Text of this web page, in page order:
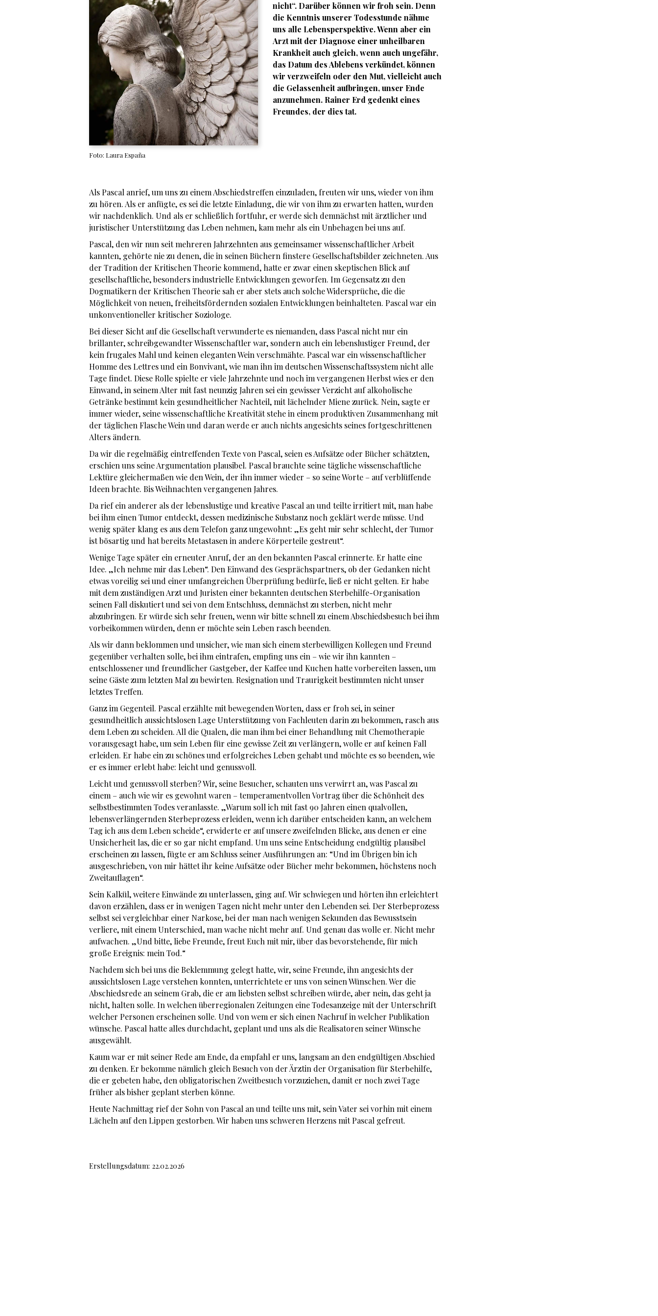
Foto: Laura España
nicht“. Darüber können wir froh sein. Denn
die Kenntnis unserer Todesstunde nähme
uns alle Lebensperspektive. Wenn aber ein
Arzt mit der Diagnose einer unheilbaren
Krankheit auch gleich, wenn auch ungefähr,
das Datum des Ablebens verkündet, können
wir verzweifeln oder den Mut, vielleicht auch
die Gelassenheit aufbringen, unser Ende
anzunehmen. Rainer Erd gedenkt eines
Freundes, der dies tat.
Als Pascal anrief, um uns zu einem Abschiedstreffen einzuladen, freuten wir uns, wieder von ihm
zu hören. Als er anfügte, es sei die letzte Einladung, die wir von ihm zu erwarten hatten, wurden
wir nachdenklich. Und als er schließlich fortfuhr, er werde sich demnächst mit ärztlicher und
juristischer Unterstützung das Leben nehmen, kam mehr als ein Unbehagen bei uns auf.
Pascal, den wir nun seit mehreren Jahrzehnten aus gemeinsamer wissenschaftlicher Arbeit
kannten, gehörte nie zu denen, die in seinen Büchern finstere Gesellschaftsbilder zeichneten. Aus
der Tradition der Kritischen Theorie kommend, hatte er zwar einen skeptischen Blick auf
gesellschaftliche, besonders industrielle Entwicklungen geworfen. Im Gegensatz zu den
Dogmatikern der Kritischen Theorie sah er aber stets auch solche Widersprüche, die die
Möglichkeit von neuen, freiheitsfördernden sozialen Entwicklungen beinhalteten. Pascal war ein
unkonventioneller kritischer Soziologe.
Bei dieser Sicht auf die Gesellschaft verwunderte es niemanden, dass Pascal nicht nur ein
brillanter, schreibgewandter Wissenschaftler war, sondern auch ein lebenslustiger Freund, der
kein frugales Mahl und keinen eleganten Wein verschmähte. Pascal war ein wissenschaftlicher
Homme des Lettres und ein Bonvivant, wie man ihn im deutschen Wissenschaftssystem nicht alle
Tage findet. Diese Rolle spielte er viele Jahrzehnte und noch im vergangenen Herbst wies er den
Einwand, in seinem Alter mit fast neunzig Jahren sei ein gewisser Verzicht auf alkoholische
Getränke bestimmt kein gesundheitlicher Nachteil, mit lächelnder Miene zurück. Nein, sagte er
immer wieder, seine wissenschaftliche Kreativität stehe in einem produktiven Zusammenhang mit
der täglichen Flasche Wein und daran werde er auch nichts angesichts seines fortgeschrittenen
Alters ändern.
Da wir die regelmäßig eintreffenden Texte von Pascal, seien es Aufsätze oder Bücher schätzten,
erschien uns seine Argumentation plausibel. Pascal brauchte seine tägliche wissenschaftliche
Lektüre gleichermaßen wie den Wein, der ihn immer wieder – so seine Worte – auf verblüffende
Ideen brachte. Bis Weihnachten vergangenen Jahres.
Da rief ein anderer als der lebenslustige und kreative Pascal an und teilte irritiert mit, man habe
bei ihm einen Tumor entdeckt, dessen medizinische Substanz noch geklärt werde müsse. Und
wenig später klang es aus dem Telefon ganz ungewohnt: „Es geht mir sehr schlecht, der Tumor
ist bösartig und hat bereits Metastasen in andere Körperteile gestreut“.
Wenige Tage später ein erneuter Anruf, der an den bekannten Pascal erinnerte. Er hatte eine
Idee. „Ich nehme mir das Leben“. Den Einwand des Gesprächspartners, ob der Gedanken nicht
etwas voreilig sei und einer umfangreichen Überprüfung bedürfe, ließ er nicht gelten. Er habe
mit dem zuständigen Arzt und Juristen einer bekannten deutschen Sterbehilfe-Organisation
seinen Fall diskutiert und sei von dem Entschluss, demnächst zu sterben, nicht mehr
abzubringen. Er würde sich sehr freuen, wenn wir bitte schnell zu einem Abschiedsbesuch bei ihm
vorbeikommen würden, denn er möchte sein Leben rasch beenden.
Als wir dann beklommen und unsicher, wie man sich einem sterbewilligen Kollegen und Freund
gegenüber verhalten solle, bei ihm eintrafen, empfing uns ein – wie wir ihn kannten –
entschlossener und freundlicher Gastgeber, der Kaffee und Kuchen hatte vorbereiten lassen, um
seine Gäste zum letzten Mal zu bewirten. Resignation und Traurigkeit bestimmten nicht unser
letztes Treffen.
Ganz im Gegenteil. Pascal erzählte mit bewegenden Worten, dass er froh sei, in seiner
gesundheitlich aussichtslosen Lage Unterstützung von Fachleuten darin zu bekommen, rasch aus
dem Leben zu scheiden. All die Qualen, die man ihm bei einer Behandlung mit Chemotherapie
vorausgesagt habe, um sein Leben für eine gewisse Zeit zu verlängern, wolle er auf keinen Fall
erleiden. Er habe ein zu schönes und erfolgreiches Leben gehabt und möchte es so beenden, wie
er es immer erlebt habe: leicht und genussvoll.
Leicht und genussvoll sterben? Wir, seine Besucher, schauten uns verwirrt an, was Pascal zu
einem – auch wie wir es gewohnt waren – temperamentvollen Vortrag über die Schönheit des
selbstbestimmten Todes veranlasste. „Warum soll ich mit fast 90 Jahren einen qualvollen,
lebensverlängernden Sterbeprozess erleiden, wenn ich darüber entscheiden kann, an welchem
Tag ich aus dem Leben scheide“, erwiderte er auf unsere zweifelnden Blicke, aus denen er eine
Unsicherheit las, die er so gar nicht empfand. Um uns seine Entscheidung endgültig plausibel
erscheinen zu lassen, fügte er am Schluss seiner Ausführungen an: “Und im Übrigen bin ich
ausgeschrieben, von mir hättet ihr keine Aufsätze oder Bücher mehr bekommen, höchstens noch
Zweitauflagen“.
Sein Kalkül, weitere Einwände zu unterlassen, ging auf. Wir schwiegen und hörten ihn erleichtert
davon erzählen, dass er in wenigen Tagen nicht mehr unter den Lebenden sei. Der Sterbeprozess
selbst sei vergleichbar einer Narkose, bei der man nach wenigen Sekunden das Bewusstsein
verliere, mit einem Unterschied, man wache nicht mehr auf. Und genau das wolle er. Nicht mehr
aufwachen. „Und bitte, liebe Freunde, freut Euch mit mir, über das bevorstehende, für mich
große Ereignis: mein Tod.“
Nachdem sich bei uns die Beklemmung gelegt hatte, wir, seine Freunde, ihn angesichts der
aussichtslosen Lage verstehen konnten, unterrichtete er uns von seinen Wünschen. Wer die
Abschiedsrede an seinem Grab, die er am liebsten selbst schreiben würde, aber nein, das geht ja
nicht, halten solle. In welchen überregionalen Zeitungen eine Todesanzeige mit der Unterschrift
welcher Personen erscheinen solle. Und von wem er sich einen Nachruf in welcher Publikation
wünsche. Pascal hatte alles durchdacht, geplant und uns als die Realisatoren seiner Wünsche
ausgewählt.
Kaum war er mit seiner Rede am Ende, da empfahl er uns, langsam an den endgültigen Abschied
zu denken. Er bekomme nämlich gleich Besuch von der Ärztin der Organisation für Sterbehilfe,
die er gebeten habe, den obligatorischen Zweitbesuch vorzuziehen, damit er noch zwei Tage
früher als bisher geplant sterben könne.
Heute Nachmittag rief der Sohn von Pascal an und teilte uns mit, sein Vater sei vorhin mit einem
Lächeln auf den Lippen gestorben. Wir haben uns schweren Herzens mit Pascal gefreut.
Erstellungsdatum: 22.02.2026